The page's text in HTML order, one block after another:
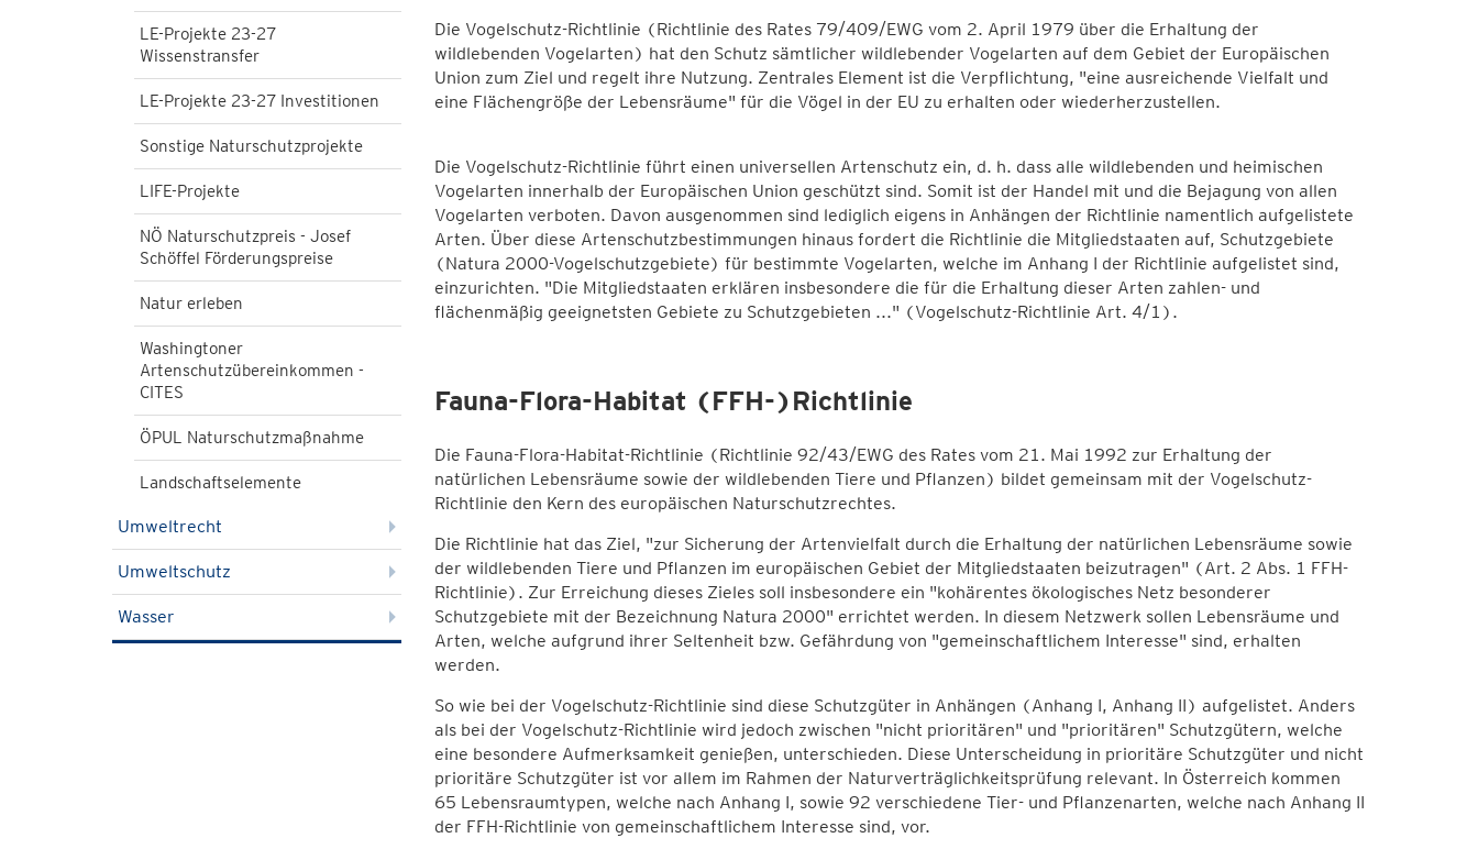
LE-Projekte 23-27
Wissenstransfer
LE-Projekte 23-27 Investitionen
Sonstige Naturschutzprojekte
LIFE-Projekte
NÖ Naturschutzpreis - Josef
Schöffel Förderungspreise
Natur erleben
Washingtoner
Artenschutzübereinkommen -
CITES
ÖPUL Naturschutzmaßnahme
Landschaftselemente
Umweltrecht
Umweltschutz
Wasser
Die Vogelschutz-Richtlinie (Richtlinie des Rates 79/409/EWG vom 2. April 1979 über die Erhaltung der
wildlebenden Vogelarten) hat den Schutz sämtlicher wildlebender Vogelarten auf dem Gebiet der Europäischen
Union zum Ziel und regelt ihre Nutzung. Zentrales Element ist die Verpflichtung, "eine ausreichende Vielfalt und
eine Flächengröße der Lebensräume" für die Vögel in der EU zu erhalten oder wiederherzustellen.
Die Vogelschutz-Richtlinie führt einen universellen Artenschutz ein, d. h. dass alle wildlebenden und heimischen
Vogelarten innerhalb der Europäischen Union geschützt sind. Somit ist der Handel mit und die Bejagung von allen
Vogelarten verboten. Davon ausgenommen sind lediglich eigens in Anhängen der Richtlinie namentlich aufgelistete
Arten. Über diese Artenschutzbestimmungen hinaus fordert die Richtlinie die Mitgliedstaaten auf, Schutzgebiete
(Natura 2000-Vogelschutzgebiete) für bestimmte Vogelarten, welche im Anhang I der Richtlinie aufgelistet sind,
einzurichten. "Die Mitgliedstaaten erklären insbesondere die für die Erhaltung dieser Arten zahlen- und
flächenmäßig geeignetsten Gebiete zu Schutzgebieten ..." (Vogelschutz-Richtlinie Art. 4/1).
Fauna-Flora-Habitat (FFH-)Richtlinie
Die Fauna-Flora-Habitat-Richtlinie (Richtlinie 92/43/EWG des Rates vom 21. Mai 1992 zur Erhaltung der
natürlichen Lebensräume sowie der wildlebenden Tiere und Pflanzen) bildet gemeinsam mit der Vogelschutz-
Richtlinie den Kern des europäischen Naturschutzrechtes.
Die Richtlinie hat das Ziel, "zur Sicherung der Artenvielfalt durch die Erhaltung der natürlichen Lebensräume sowie
der wildlebenden Tiere und Pflanzen im europäischen Gebiet der Mitgliedstaaten beizutragen" (Art. 2 Abs. 1 FFH-
Richtlinie). Zur Erreichung dieses Zieles soll insbesondere ein "kohärentes ökologisches Netz besonderer
Schutzgebiete mit der Bezeichnung Natura 2000" errichtet werden. In diesem Netzwerk sollen Lebensräume und
Arten, welche aufgrund ihrer Seltenheit bzw. Gefährdung von "gemeinschaftlichem Interesse" sind, erhalten
werden.
So wie bei der Vogelschutz-Richtlinie sind diese Schutzgüter in Anhängen (Anhang I, Anhang II) aufgelistet. Anders
als bei der Vogelschutz-Richtlinie wird jedoch zwischen "nicht prioritären" und "prioritären" Schutzgütern, welche
eine besondere Aufmerksamkeit genießen, unterschieden. Diese Unterscheidung in prioritäre Schutzgüter und nicht
prioritäre Schutzgüter ist vor allem im Rahmen der Naturverträglichkeitsprüfung relevant. In Österreich kommen
65 Lebensraumtypen, welche nach Anhang I, sowie 92 verschiedene Tier- und Pflanzenarten, welche nach Anhang II
der FFH-Richtlinie von gemeinschaftlichem Interesse sind, vor.